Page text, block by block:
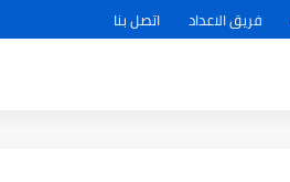
فريق الاعداد اتصل بنا